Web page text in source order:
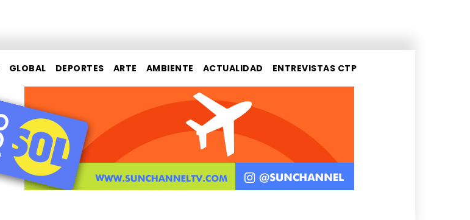
GLOBAL DEPORTES ARTE AMBIENTE ACTUALIDAD ENTREVISTAS CTP